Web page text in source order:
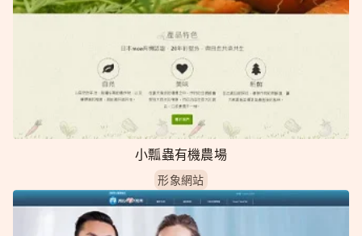
小瓢蟲有機農場
形象網站